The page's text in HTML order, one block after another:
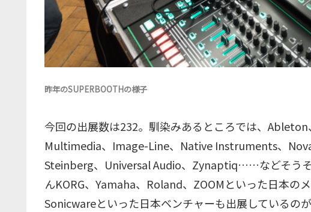
昨年のSUPERBOOTHの様子
今回の出展数は232。馴染みあるところでは、
Multimedia、Image-Line、Native Instruments、
Steinberg、Universal Audio、Zynaptiq……などそう
んKORG、Yamaha、Roland、ZOOMといった日本の
Sonicwareといった日本ベンチャーも出展しているの